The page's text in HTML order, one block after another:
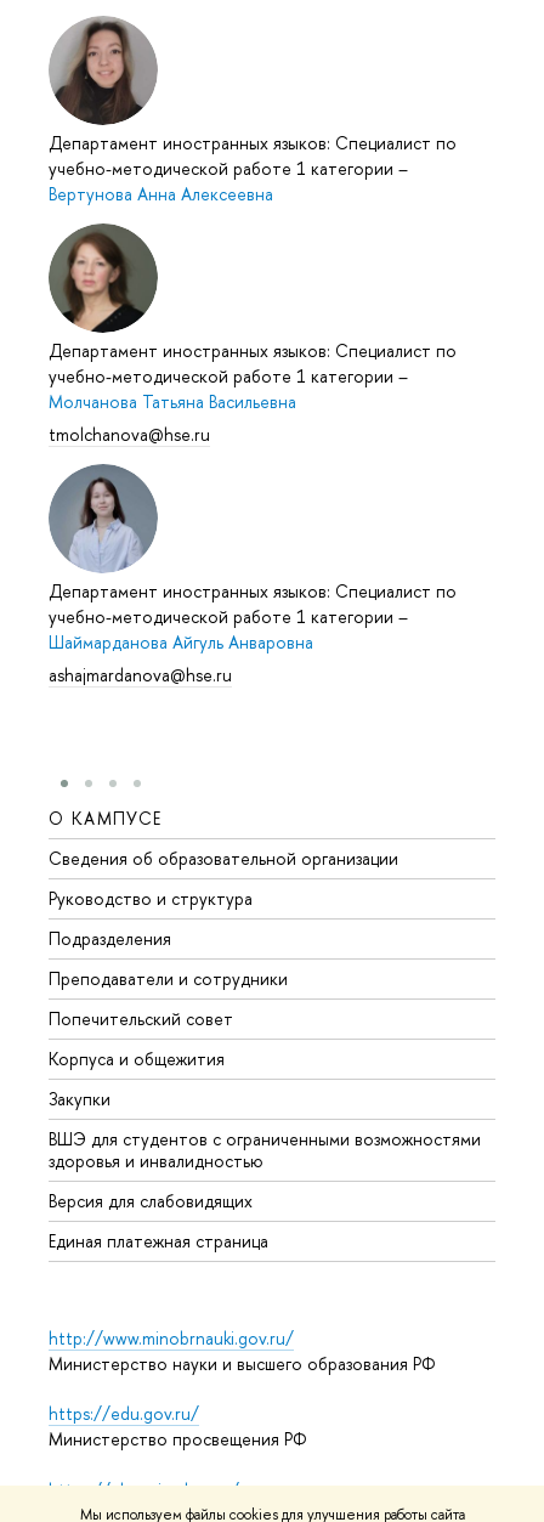
Мы используем файлы cookies для улучшения работы сайта
Департамент иностранных языков: Специалист по
учебно-методической работе 1 категории –
Вертунова Анна Алексеевна
Департамент иностранных языков: Специалист по
учебно-методической работе 1 категории –
Молчанова Татьяна Васильевна
tmolchanova@hse.ru
Департамент иностранных языков: Специалист по
учебно-методической работе 1 категории –
Шаймарданова Айгуль Анваровна
ashajmardanova@hse.ru
О КАМПУСЕ
Сведения об образовательной организации
Руководство и структура
Подразделения
Преподаватели и сотрудники
Попечительский совет
Корпуса и общежития
Закупки
ВШЭ для студентов с ограниченными возможностями
здоровья и инвалидностью
Версия для слабовидящих
Единая платежная страница
http://www.minobrnauki.gov.ru/
Министерство науки и высшего образования РФ
https://edu.gov.ru/
Министерство просвещения РФ
https://elearning.hse.ru/mooc
Массовые открытые онлайн-курсы